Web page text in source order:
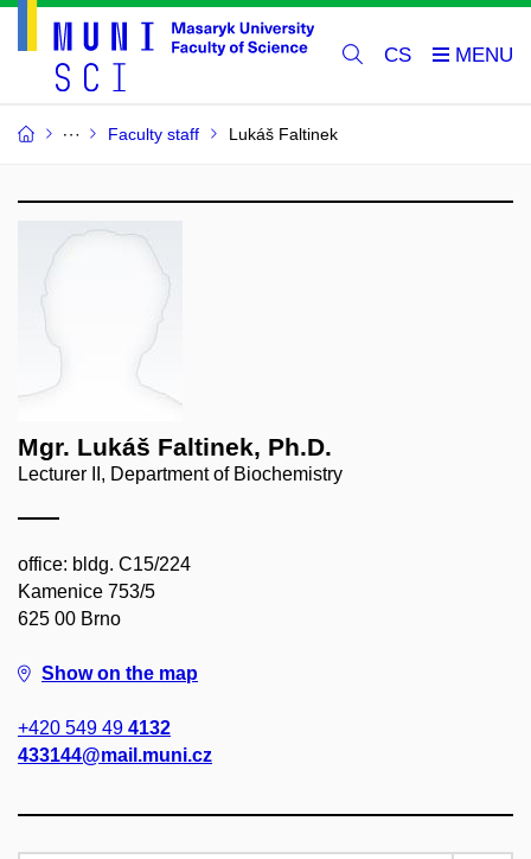
CS
Faculty staff Lukáš Faltinek
Mgr. Lukáš Faltinek, Ph.D.
Lecturer II, Department of Biochemistry
office: bldg. C15/224
Kamenice 753/5
625 00 Brno
Show on the map
+420 549 49 4132
433144@mail.muni.cz